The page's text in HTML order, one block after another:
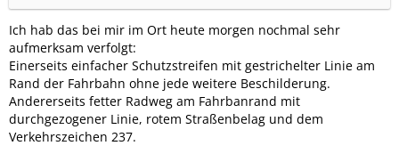
Ich hab das bei mir im Ort heute morgen nochmal sehr
aufmerksam verfolgt:
Einerseits einfacher Schutzstreifen mit gestrichelter Linie am
Rand der Fahrbahn ohne jede weitere Beschilderung.
Andererseits fetter Radweg am Fahrbanrand mit
durchgezogener Linie, rotem Straßenbelag und dem
Verkehrszeichen 237.